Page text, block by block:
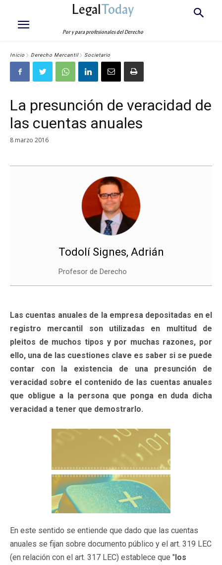
LegalToday
Por y para profesionales del Derecho
Inicio Derecho Mercantil Societario
La presunción de veracidad de
las cuentas anuales
8 marzo 2016
Todolí Signes, Adrián
Profesor de Derecho
Las cuentas anuales de la empresa depositadas en el
registro mercantil son utilizadas en multitud de
pleitos de muchos tipos y por muchas razones, por
ello, una de las cuestiones clave es saber si se puede
contar con la existencia de una presunción de
veracidad sobre el contenido de las cuentas anuales
que obligue a la persona que ponga en duda dicha
veracidad a tener que demostrarlo.
En este sentido se entiende que dado que las cuentas
anuales se fijan sobre documento público y el art. 319 LEC
(en relación con el art. 317 LEC) establece que "los